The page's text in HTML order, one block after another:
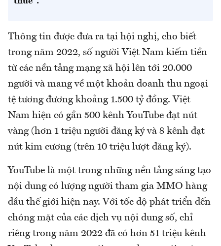
Thông tin được đưa ra tại hội nghị, cho biết
trong năm 2022, số người Việt Nam kiếm tiền
từ các nền tảng mạng xã hội lên tới 20.000
người và mang về một khoản doanh thu ngoại
tệ tương đương khoảng 1.500 tỷ đồng. Việt
Nam hiện có gần 500 kênh YouTube đạt nút
vàng (hơn 1 triệu người đăng ký và 8 kênh đạt
nút kim cương (trên 10 triệu lượt đăng ký).
YouTube là một trong những nền tảng sáng tạo
nội dung có lượng người tham gia MMO hàng
đầu thế giới hiện nay. Với tốc độ phát triển đến
chóng mặt của các dịch vụ nội dung số, chỉ
riêng trong năm 2022 đã có hơn 51 triệu kênh